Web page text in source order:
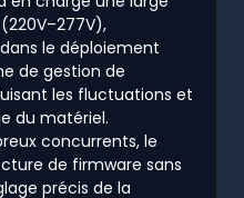
le déploiement
de gestion de
les fluctuations et
du matériel.
concurrents, le
de firmware sans
précis de la